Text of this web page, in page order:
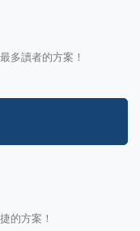
多讀者的方案！
的方案！